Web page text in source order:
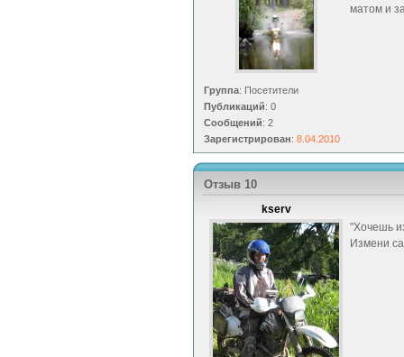
Группа: Посетители
Публикаций: 0
Сообщений: 2
Зарегистрирован: 8.04.2010
матом и
Отзыв 10
kserv
"Хочешь
Измени